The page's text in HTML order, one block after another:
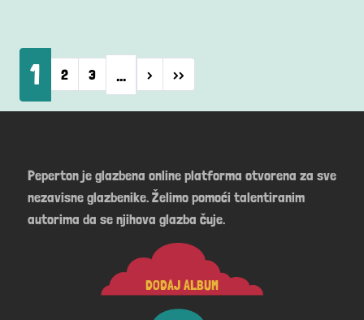
Pagination
1 2 3 … › Next page
››
Peperton je glazbena online platforma otvorena za sve
nezavisne glazbenike. Želimo pomoći talentiranim
autorima da se njihova glazba čuje.
DODAJ ALBUM